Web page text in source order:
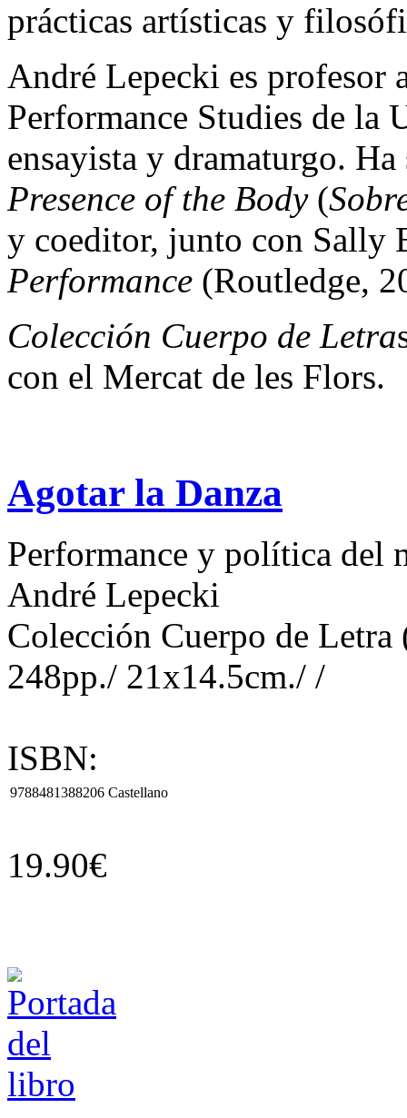
prácticas artísticas y
André Lepecki es profesor
Performance Studies de la
ensayista y dramaturgo.
Presence of the Body(
y coeditor, junto con Sally
Performance (Routledge,
Colección Cuerpo de Letra
con el Mercat de les Flors.
Agotar la Danza
Performance y política del
André Lepecki
Colección Cuerpo de Letra
248pp./ 21x14.5cm./ /
ISBN:
9788481388206 Castellano
19.90€